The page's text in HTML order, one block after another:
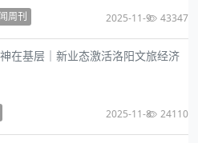
周刊 2025-11-9 43347
在基层｜新业态激活洛阳文旅经济
2025-11-8 24110